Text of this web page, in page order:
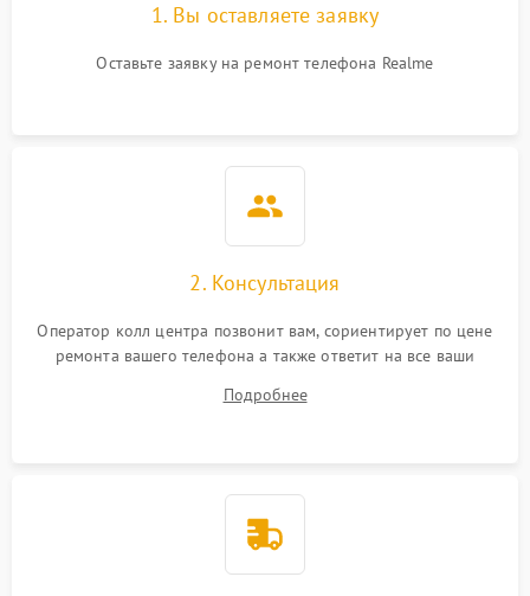
1. Вы оставляете заявку
Оставьте заявку на ремонт телефона Realme
2. Консультация
Оператор колл центра позвонит вам, сориентирует по цене
ремонта вашего телефона а также ответит на все ваши
Подробнее